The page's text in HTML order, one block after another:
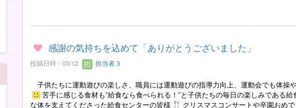
感謝の気持ちを込めて「ありがとうございました」
投稿日時 : 03/12 担当者３
子供たちに運動遊びの楽しさ、職員には運動遊びの指導力向上、運動会でも体操
苦手に感じる食材も”給食なら食べられる！”と子供たちの毎日の楽しみである
な体を支えてくださった給食センターの皆様
クリスマスコンサートや卒園おめ